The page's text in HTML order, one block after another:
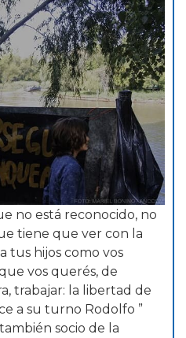
no está reconocido, no
tiene que ver con la
tus hijos como vos
vos querés, de
trabajar: la libertad de
a su turno Rodolfo ”
socio de la